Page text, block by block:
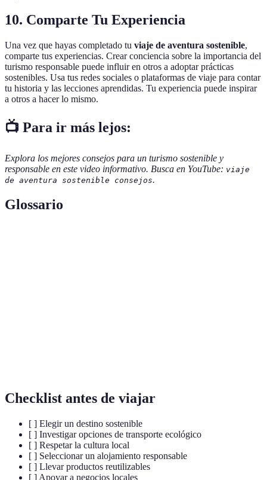
10. Comparte Tu Experiencia
Una vez que hayas completado tu viaje de aventura sostenible,
comparte tus experiencias. Crear conciencia sobre la importancia del
turismo responsable puede influir en otros a adoptar prácticas
sostenibles. Usa tus redes sociales o plataformas de viaje para contar
tu historia y las lecciones aprendidas. Tu experiencia puede inspirar
a otros a hacer lo mismo.
📺 Para ir más lejos:
Explora los mejores consejos para un turismo sostenible y
responsable en este video informativo. Busca en YouTube: viaje
de aventura sostenible consejos.
Glossario
Checklist antes de viajar
[ ] Elegir un destino sostenible
[ ] Investigar opciones de transporte ecológico
[ ] Respetar la cultura local
[ ] Seleccionar un alojamiento responsable
[ ] Llevar productos reutilizables
[ ] Apoyar a negocios locales